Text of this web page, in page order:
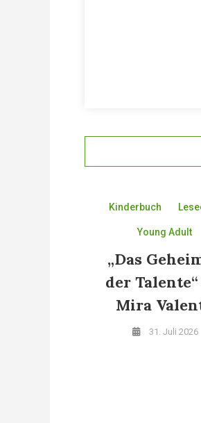
Kinderbuch
Young Adult
„Das
der
Mira
31. Juli 2026